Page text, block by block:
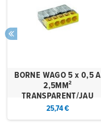
BORNE WAGO 5 x 0,5 A
2,5MM²
TRANSPARENT/JAU
25,74 €